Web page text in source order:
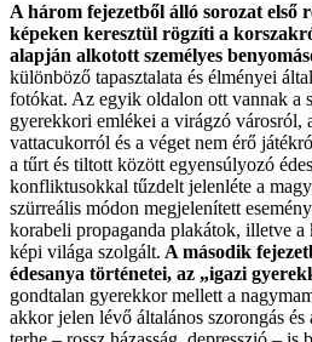
A három fejezetből álló sorozat első
képeken keresztül rögzíti a
alapján alkotott személyes
különböző tapasztalata és élményei
fotókat. Az egyik oldalon ott vannak a
gyerekkori emlékei a virágzó városról,
vattacukorról és a véget nem érő
a tűrt és tiltott között egyensúlyozó
konfliktusokkal tűzdelt jelenléte a
szürreális módon megjelenített
korabeli propaganda plakátok, illetve a
képi világa szolgált. A második
édesanya történetei, az „igazi
gondtalan gyerekkor mellett a
akkor jelen lévő általános szorongás